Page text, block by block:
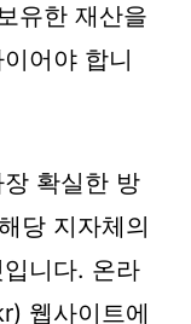
유한 재산을
어야 합니
확실한 방
당 지자체의
니다. 온라
웹사이트에